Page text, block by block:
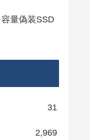
量偽装SSD
31
2,969